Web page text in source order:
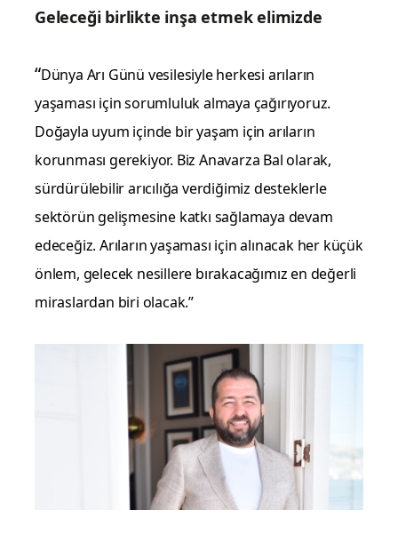
Geleceği birlikte inşa etmek elimizde
“Dünya Arı Günü vesilesiyle herkesi arıların
yaşaması için sorumluluk almaya çağırıyoruz.
Doğayla uyum içinde bir yaşam için arıların
korunması gerekiyor. Biz Anavarza Bal olarak,
sürdürülebilir arıcılığa verdiğimiz desteklerle
sektörün gelişmesine katkı sağlamaya devam
edeceğiz. Arıların yaşaması için alınacak her küçük
önlem, gelecek nesillere bırakacağımız en değerli
miraslardan biri olacak.”